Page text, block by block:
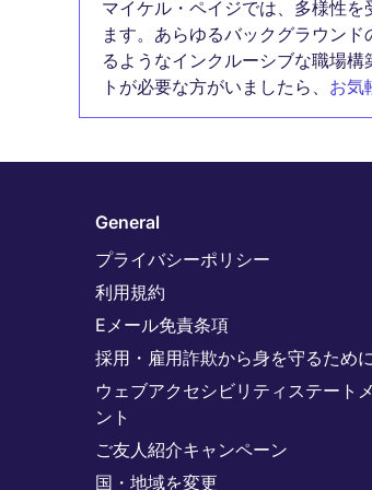
マイケル・ペイジでは、多様性
ます。あらゆるバックグラウン
るようなインクルーシブな職場
トが必要な方がいましたら、 お気
General
プライバシーポリシー
利用規約
Eメール免責条項
採用・雇用詐欺から身を守るため
ウェブアクセシビリティステートメ
ント
ご友人紹介キャンペーン
国・地域を変更